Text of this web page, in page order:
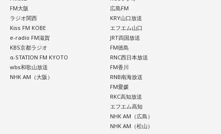
放送日時：毎週日曜 15:00～15:50
パーソナリティ：小山薫堂、宇賀なつみ
番組Webサイト：
https://www.tfm.co.jp/post/
番組公式X：@sundayspost1
【9位】牡牛座（おうし座）
いつもの安心感から少しだけ外へ出てみると、新しい楽しみ
が見つかりそう。大きく変える必要はありません。「ちょっ
と気になる」を試してみるくらいで十分です。今日は行って
みたいお店や場所を一つ探して、誰かを誘ってみてくださ
い。
周りを喜ばせることに一生懸命になりすぎて、自分の楽しみ
を忘れていないか確認したい日。今日は誰かのためではなく
「私が嬉しいから」を選んでみてください。今夜は自分だけ
の小さなご褒美時間を作ると心が整いそうです。
FM大阪
ラジオ関西
Kiss FM KOBE
e-radio FM滋賀
KBS京都ラジオ
α-STATION FM KYOTO
wbs和歌山放送
NHK AM（大阪）
広島FM
KRY山口放送
エフエム山口
JRT四国放送
FM徳島
RNC西日本放送
FM香川
RNB南海放送
FM愛媛
RKC高知放送
エフエム高知
NHK AM（広島）
NHK AM（松山）